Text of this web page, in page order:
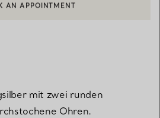
KONTAKTIEREN ODER EINEN
AN APPOINTMENT
mit zwei runden
Ohren.